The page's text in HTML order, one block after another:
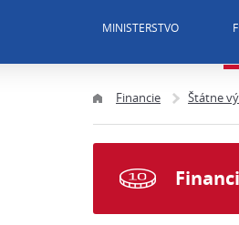
MINISTERSTVO
Financie Štátne